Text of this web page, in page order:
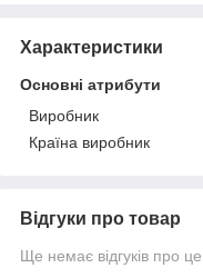
Характеристики
Основні атрибути
Виробник
Країна виробник
Відгуки про товар
Ще немає відгуків про